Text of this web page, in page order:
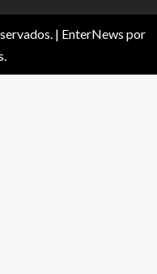
| EnterNews por